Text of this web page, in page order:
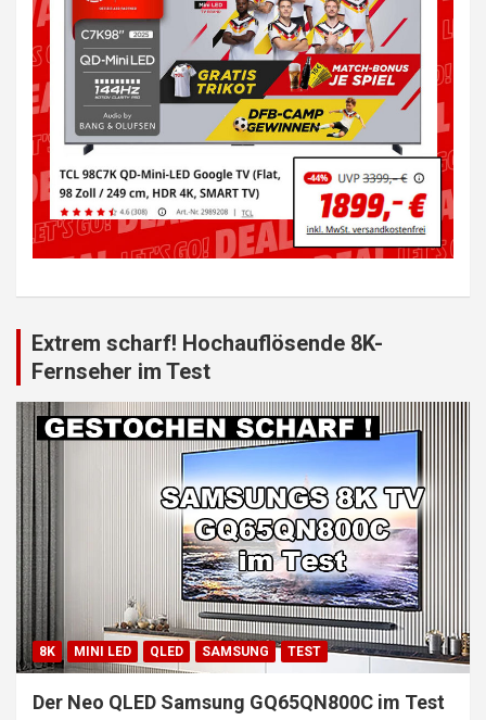
Extrem scharf! Hochauflösende 8K-
Fernseher im Test
8K MINI LED QLED SAMSUNG TEST
Der Neo QLED Samsung GQ65QN800C im Test